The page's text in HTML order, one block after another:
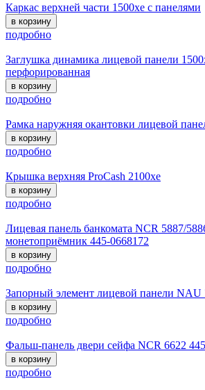
Каркас верхней части 1500xe с панелями
в корзину
подробно
Заглушка динамика лицевой панели
перфорированная
в корзину
подробно
Рамка наружняя окантовки лицевой
в корзину
подробно
Крышка верхняя ProCash 2100хе
в корзину
подробно
Лицевая панель банкомата NCR 5887/
монетоприёмник 445-0668172
в корзину
подробно
Запорный элемент лицевой панели NAU
в корзину
подробно
Фальш-панель двери сейфа NCR 6622
в корзину
подробно